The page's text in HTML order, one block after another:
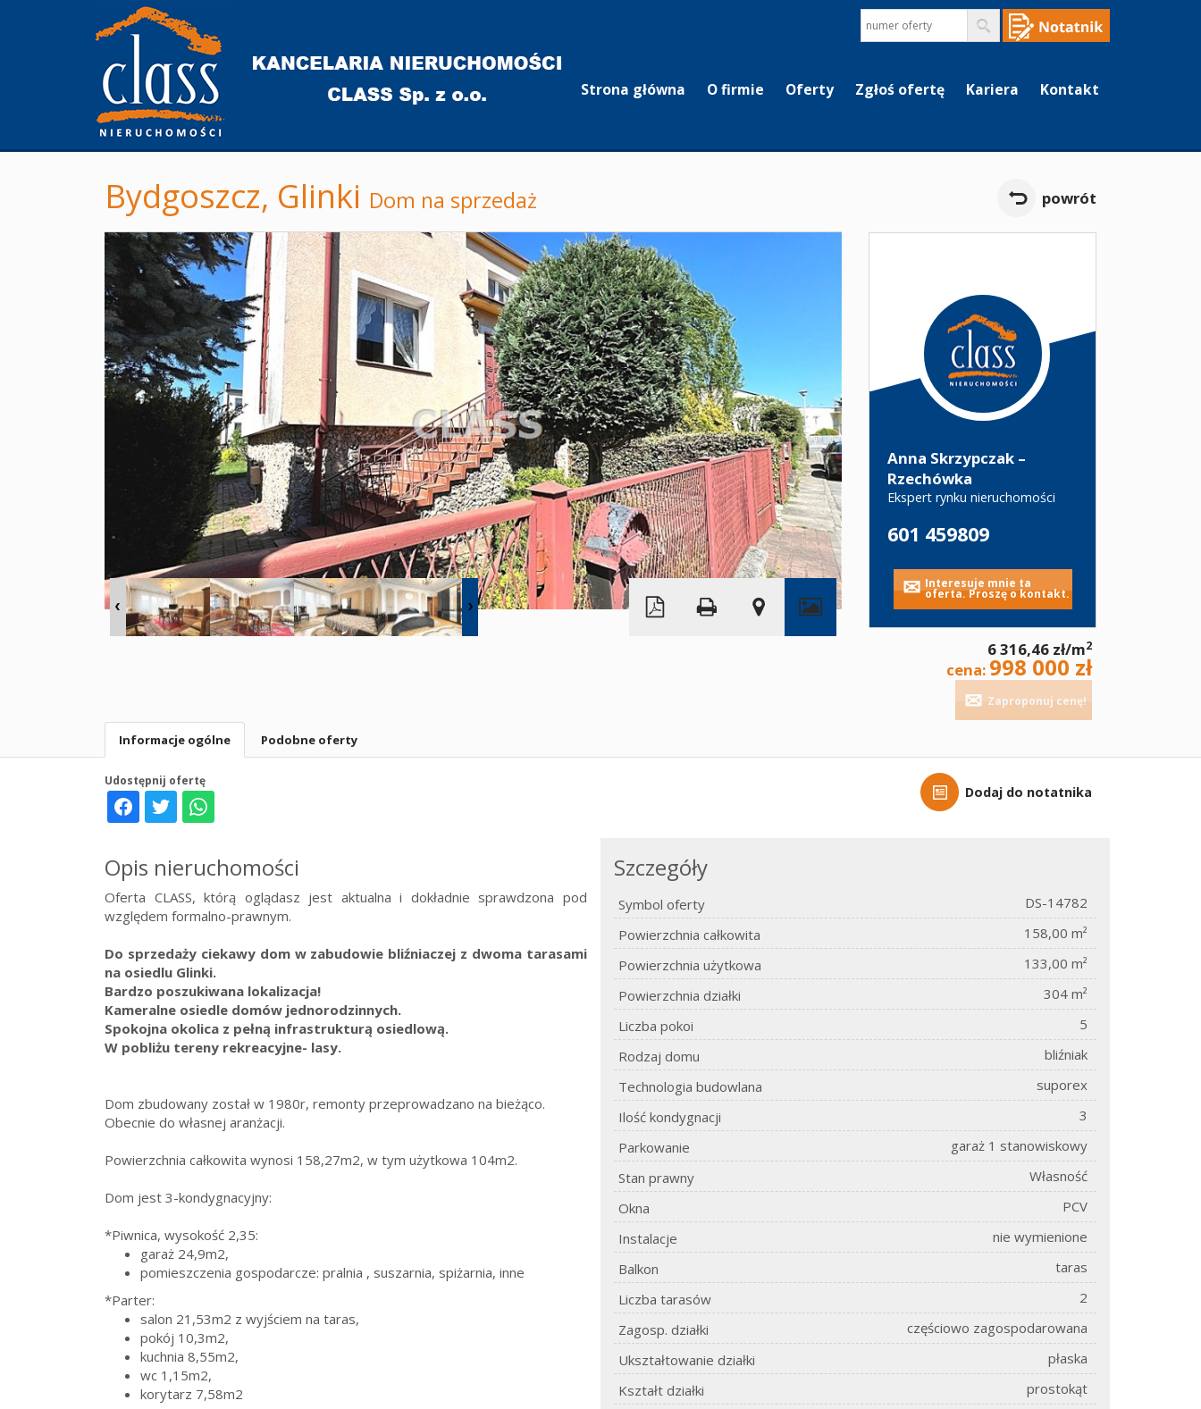
Strona główna O firmie Oferty Zgłoś ofertę Kariera Kontakt
Bydgoszcz, Glinki Dom na sprzedaż powrót
+
−
©OpenStreetMap contributors
Anna Skrzypczak –
Rzechówka
Ekspert rynku nieruchomości
601 459809
Interesuje mnie ta
oferta. Proszę o kontakt.
6 316,46 zł/m2
cena: 998 000 zł
Zaproponuj cenę!
Dodaj do notatnika
Udostępnij ofertę
Informacje ogólne Podobne oferty
Opis nieruchomości
Oferta CLASS, którą oglądasz jest aktualna i dokładnie sprawdzona pod
względem formalno-prawnym.
Do sprzedaży ciekawy dom w zabudowie bliźniaczej z dwoma tarasami
na osiedlu Glinki.
Bardzo poszukiwana lokalizacja!
Kameralne osiedle domów jednorodzinnych.
Spokojna okolica z pełną infrastrukturą osiedlową.
W pobliżu tereny rekreacyjne- lasy.
Dom zbudowany został w 1980r, remonty przeprowadzano na bieżąco.
Obecnie do własnej aranżacji.
Powierzchnia całkowita wynosi 158,27m2, w tym użytkowa 104m2.
Dom jest 3-kondygnacyjny:
*Piwnica, wysokość 2,35:
garaż 24,9m2,
pomieszczenia gospodarcze: pralnia , suszarnia, spiżarnia, inne
*Parter:
salon 21,53m2 z wyjściem na taras,
pokój 10,3m2,
kuchnia 8,55m2,
wc 1,15m2,
korytarz 7,58m2
Szczegóły
Symbol oferty
DS-14782
Powierzchnia całkowita
158,00 m²
Powierzchnia użytkowa
133,00 m²
Powierzchnia działki
304 m²
Liczba pokoi
5
Rodzaj domu
bliźniak
Technologia budowlana
suporex
Ilość kondygnacji
3
Parkowanie
garaż 1 stanowiskowy
Stan prawny
Własność
Okna
PCV
Instalacje
nie wymienione
Balkon
taras
Liczba tarasów
2
Zagosp. działki
częściowo zagospodarowana
Ukształtowanie działki
płaska
Kształt działki
prostokąt